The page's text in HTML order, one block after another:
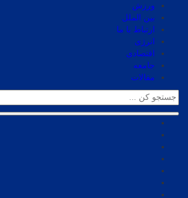
ورزش
بین الملل
ارتباط با ما
انرژی
اقتصادی
جامعه
مقالات